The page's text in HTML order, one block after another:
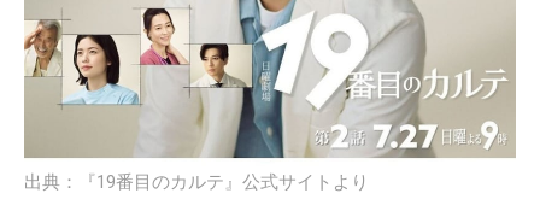
出典：『19番目のカルテ』公式サイトより